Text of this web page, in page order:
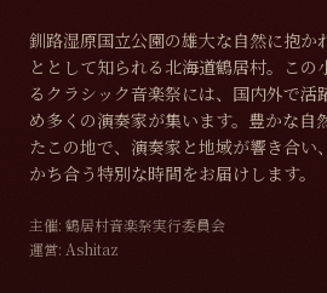
釧路湿原国立公園の雄大な自然に抱か
ととして知られる北海道鶴居村。この
るクラシック音楽祭には、国内外で活
め多くの演奏家が集います。豊かな自
たこの地で、演奏家と地域が響き合い
かち合う特別な時間をお届けします。
主催: 鶴居村音楽祭実行委員会
運営: Ashitaz